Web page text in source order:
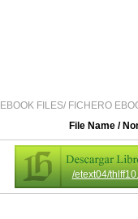
EBOOK FILES/ FICHERO
File Name /
/etext04/